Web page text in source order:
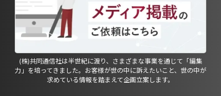
(株)共同通信社は半世紀に渡り、さまざまな事業を通じて「編集
力」を培ってきました。お客様が世の中に訴えたいこと、世の中が
求めている情報を踏まえて企画立案します。